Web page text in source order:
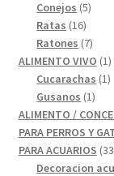
Conejos 55
Ratas 1616
Ratones 77
ALIMENTO VIVO 11
Cucarachas 11
Gusanos 11
ALIMENTO /
PARA PERROS Y
PARA ACUARIOS 33
Decoracion